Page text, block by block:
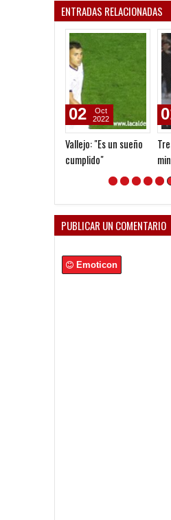
ENTRADAS RELACIONADAS
Vallejo: "Es un sueño
cumplido"
02
Oct
2022
PUBLICAR UN COMENTARIO
Emoticon